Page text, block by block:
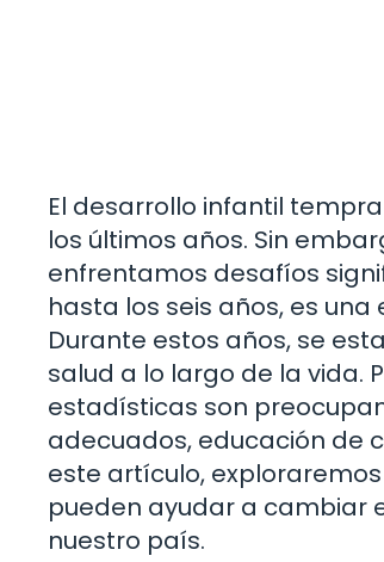
El desarrollo infantil
los últimos años. Sin
enfrentamos desafíos
hasta los seis años, es
Durante estos años, se
salud a lo largo de la vida.
estadísticas son
adecuados, educación de
este artículo,
pueden ayudar a cambiar
nuestro país.